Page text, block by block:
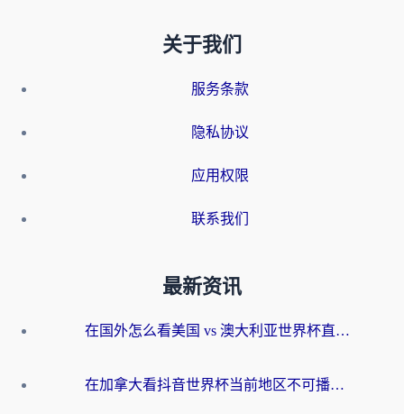
关于我们
服务条款
隐私协议
应用权限
联系我们
最新资讯
在国外怎么看美国 vs 澳大利亚世界杯直播？海外党必藏的中文解说观赛指南
在加拿大看抖音世界杯当前地区不可播放？海外党体育观赛终极指南